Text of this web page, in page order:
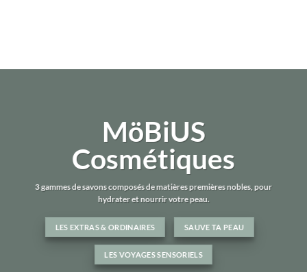
MöBiUS
Cosmétiques
3 gammes de savons composés de matières premières nobles, pour
hydrater et nourrir votre peau.
LES EXTRAS & ORDINAIRES SAUVE TA PEAU
LES VOYAGES SENSORIELS